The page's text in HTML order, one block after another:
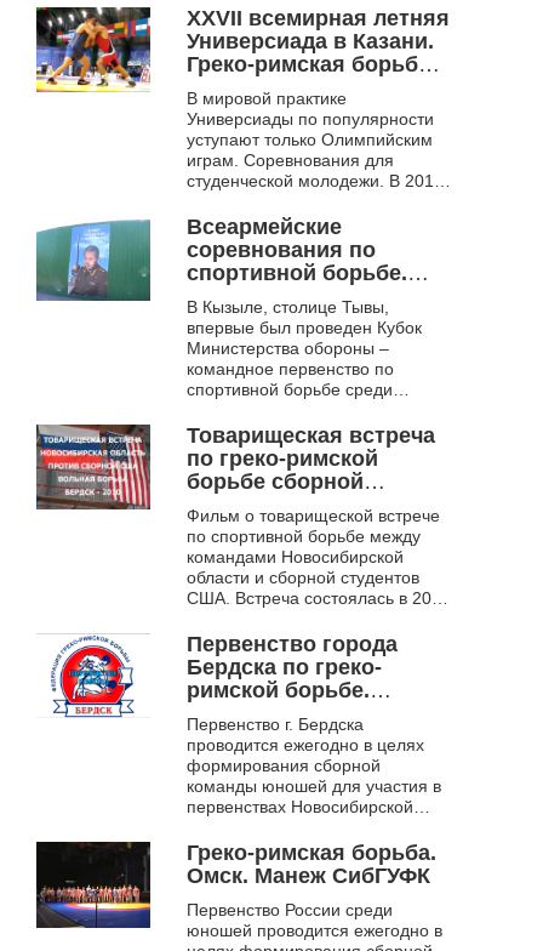
XXVII всемирная летняя
Универсиада в Казани.
Греко-римская борьба.
Ч. 2
В мировой практике
Универсиады по популярности
уступают только Олимпийским
играм. Соревнования для
студенческой молодежи. В 2013
греко-римской борьбе
состоялась в столице...
Всеармейские
соревнования по
спортивной борьбе.
Кубок Министерства
обороны Российской
Федерации. Кызыл.
2018
В Кызыле, столице Тывы,
впервые был проведен Кубок
Министерства обороны –
командное первенство по
спортивной борьбе среди
Товарищеская встреча
по греко-римской
борьбе сборной
Новосибирской
области и сборной
США. Бердск. 2010
Фильм о товарищеской встрече
по спортивной борьбе между
командами Новосибирской
области и сборной студентов
США. Встреча состоялась в 2010
«Восток» города Бердска.
Первенство города
Бердска по греко-
римской борьбе.
Бердск. 2010
Первенство г. Бердска
проводится ежегодно в целях
формирования сборной
команды юношей для участия в
первенствах Новосибирской
Греко-римская борьба.
Омск. Манеж СибГУФК
Первенство России среди
юношей проводится ежегодно в